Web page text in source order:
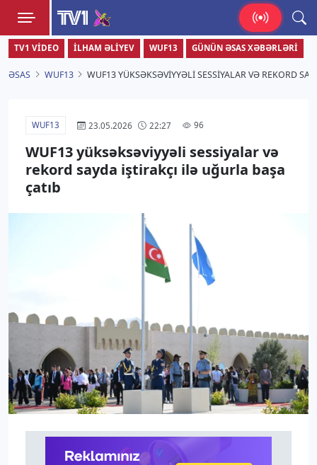
TV1
Zamanı bizimlə yaşa!
TV1 VIDEO İLHAM ƏLIYEV WUF13 GÜNÜN ƏSAS XƏBƏRLƏRI
ƏSAS WUF13 WUF13 YÜKSƏKSƏVIYYƏLI SESSIYALAR VƏ REKORD
WUF13 23.05.2026 22:27 96
WUF13 yüksəksəviyyəli sessiyalar və
rekord sayda iştirakçı ilə uğurla başa
çatıb